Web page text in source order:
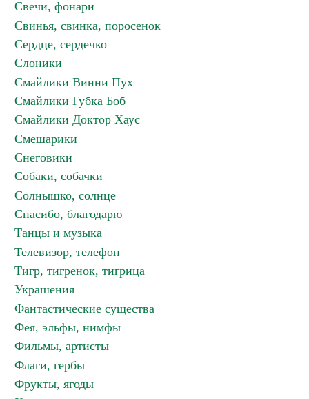
Свечи, фонари
Свинья, свинка, поросенок
Сердце, сердечко
Слоники
Смайлики Винни Пух
Смайлики Губка Боб
Смайлики Доктор Хаус
Смешарики
Снеговики
Собаки, собачки
Солнышко, солнце
Спасибо, благодарю
Танцы и музыка
Телевизор, телефон
Тигр, тигренок, тигрица
Украшения
Фантастические существа
Фея, эльфы, нимфы
Фильмы, артисты
Флаги, гербы
Фрукты, ягоды